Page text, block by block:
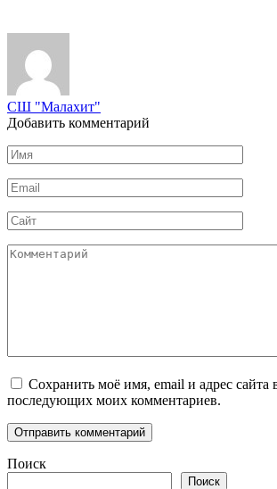
СШ "Малахит"
Добавить комментарий
Имя
*
Email
*
Сайт
Комментарий
Сохранить моё имя, email и адрес сайта
последующих моих комментариев.
Поиск
Поиск